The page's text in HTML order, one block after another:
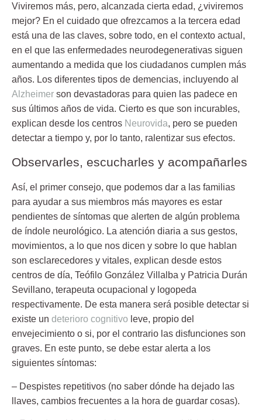
Viviremos más, pero, alcanzada cierta edad, ¿viviremos
mejor? En el cuidado que ofrezcamos a la tercera edad
está una de las claves, sobre todo, en el contexto actual,
en el que las enfermedades neurodegenerativas siguen
aumentando a medida que los ciudadanos cumplen más
años. Los diferentes tipos de demencias, incluyendo al
Alzheimer son devastadoras para quien las padece en
sus últimos años de vida. Cierto es que son incurables,
explican desde los centros Neurovida, pero se pueden
detectar a tiempo y, por lo tanto, ralentizar sus efectos.
Observarles, escucharles y acompañarles
Así, el primer consejo, que podemos dar a las familias
para ayudar a sus miembros más mayores es estar
pendientes de síntomas que alerten de algún problema
de índole neurológico. La atención diaria a sus gestos,
movimientos, a lo que nos dicen y sobre lo que hablan
son esclarecedores y vitales, explican desde estos
centros de día, Teófilo González Villalba y Patricia Durán
Sevillano, terapeuta ocupacional y logopeda
respectivamente. De esta manera será posible detectar si
existe un deterioro cognitivo leve, propio del
envejecimiento o si, por el contrario las disfunciones son
graves. En este punto, se debe estar alerta a los
siguientes síntomas:
– Despistes repetitivos (no saber dónde ha dejado las
llaves, cambios frecuentes a la hora de guardar cosas).